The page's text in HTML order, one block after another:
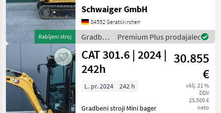
Rabljeni stroj
Mini bager
Schwaiger GmbH
84552 Geratskirchen
Gradbeni
stroji /
CAT
Premium Plus prodajalec
CAT 301.6 | 2024 |
242h
30.855
€
vklj. 21 %
DDV
25.500 €
neto
L. pr. 2024 242 h
Gradbeni stroji Mini bager